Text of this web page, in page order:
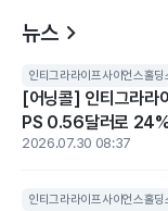
뉴스
인티그라라이프사이언스홀딩
[어닝콜] 인티그라라
PS 0.56달러로
2026.07.30 08:37
인티그라라이프사이언스홀딩